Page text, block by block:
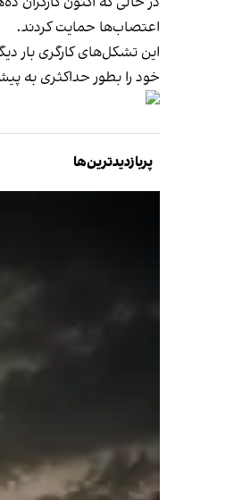
اعتصاب‌ها حمایت کردند.
این تشکل‌های کارگری بار
خود را بطور حداکثری به
پربازدیدترین‌ها